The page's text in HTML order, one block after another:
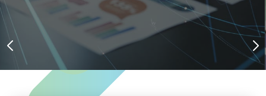
#Sostenibilità Ambientale
#Sviluppo Sostenibile
#Transizione Energetica